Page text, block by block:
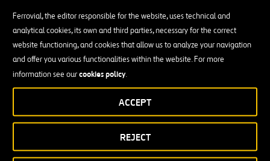
Ferrovial, the editor responsible for the website, uses technical and
analytical cookies, its own and third parties, necessary for the correct
website functioning, and cookies that allow us to analyze your navigation
and offer you various functionalities within the website. For more
information see ourcookies policy.
REJECT
ACCEPT
áreas de mejora. Por ejemplo, los trabajadores de mantenimiento
pueden encontrar zonas en las que no se ha proporcionado el
espacio libre adecuado, lo que hace que la reparación de los
equipos sea una tarea ardua. El problema puede corregirse antes
de que el proyecto se ponga en marcha, eliminando la necesidad
de realizar costosos cambios durante la fase de construcción.
En Australia, utilizamos drones equipados con tecnología avanzada
de recopilación de datos para recoger datos geoespaciales y
producir imágenes 2D y 3D de alta resolución. Con esta
información, podemos crear un gemelo digital para ayudar a la